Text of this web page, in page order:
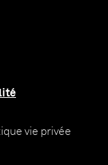
vie privée